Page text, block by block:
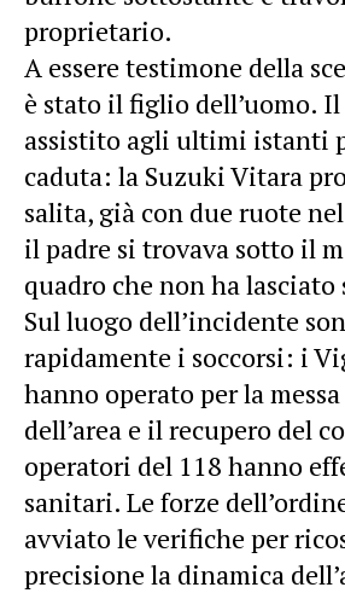
proprietario.
A essere testimone della
è stato il figlio dell’uomo.
assistito agli ultimi istanti
caduta: la Suzuki Vitara
salita, già con due ruote
il padre si trovava sotto il
quadro che non ha lasciato
Sul luogo dell’incidente
rapidamente i soccorsi: i
hanno operato per la
dell’area e il recupero del
operatori del 118 hanno
sanitari. Le forze
avviato le verifiche per
precisione la dinamica